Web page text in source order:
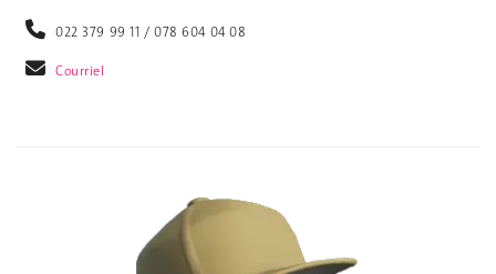
022 379 99 11 / 078 604 04 08
Courriel